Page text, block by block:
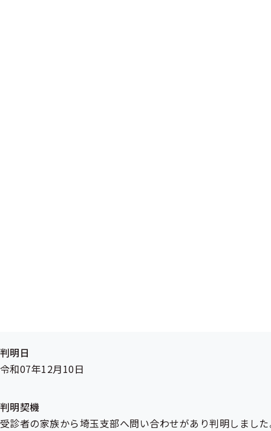
健診機関における健診結
健診機関における健診結果の誤送付による個人情報の漏洩
埼玉支部が契約している健診機関において、健診予約情報
き住所とは別住所に送付したため、要配慮個人情報の漏えい
判明日
令和07年12月10日
判明契機
受診者の家族から埼玉支部へ問い合わせがあり判明しました